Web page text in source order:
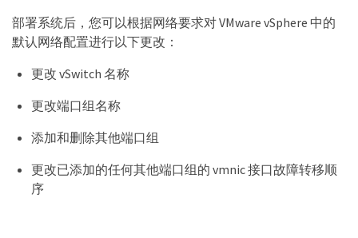
部署系统后，您可以根据网络要求对 VMware vSphere 中的
默认网络配置进行以下更改：
更改 vSwitch 名称
更改端口组名称
添加和删除其他端口组
更改已添加的任何其他端口组的 vmnic 接口故障转移顺
序